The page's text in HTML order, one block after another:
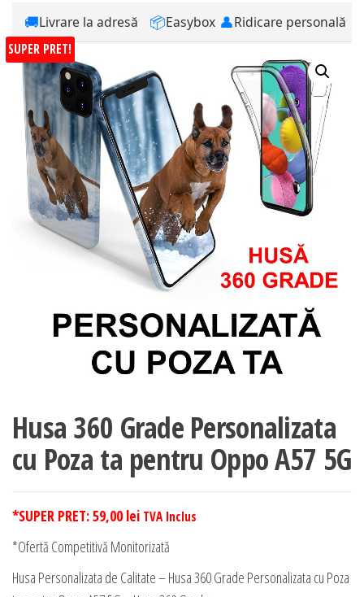
🚚Livrare la adresă 📦Easybox 👤Ridicare personală
SUPER PRET!
Husa 360 Grade Personalizata
cu Poza ta pentru Oppo A57 5G
*SUPER PRET:59,00 lei TVA Inclus
*Ofertă Competitivă Monitorizată
Husa Personalizata de Calitate – Husa 360 Grade Personalizata cu Poza